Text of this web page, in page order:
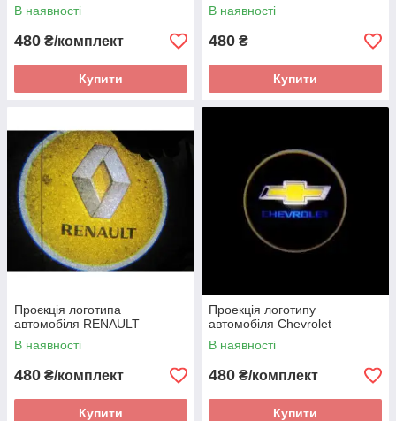
В наявності
480 ₴/комплект
Купити
В наявності
480 ₴
Купити
Проєкція логотипа
автомобіля RENAULT
В наявності
480 ₴/комплект
Купити
Проекція логотипу
автомобіля Chevrolet
В наявності
480 ₴/комплект
Купити